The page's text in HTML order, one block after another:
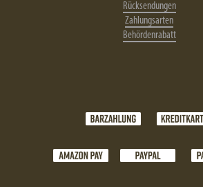
Rücksendungen
Zahlungsarten
Behördenrabatt